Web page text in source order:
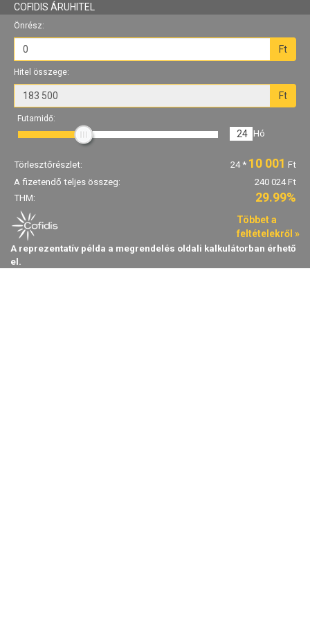
COFIDIS ÁRUHITEL
Önrész:
Ft
Hitel összege:
Ft
Futamidő:
24 Hó
Törlesztőrészlet: 24* 10 001 Ft
A fizetendő teljes összeg:
240 024 Ft
THM:
29.99%
Többet a
feltételekről »
A reprezentatív példa a megrendelés oldali kalkulátorban érhető
el.